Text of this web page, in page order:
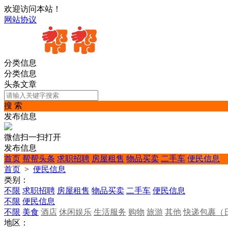
欢迎访问本站！
网站协议
分类信息
分类信息
头条文章
搜 索
发布信息
微信扫一扫打开
发布信息
首页 帮帮头条 求职招聘 房屋租售 物品买卖 二手车 便民信息
首页 > 便民信息
类别：
不限 求职招聘 房屋租售 物品买卖 二手车 便民信息
不限 便民信息
不限 美食 酒店 休闲娱乐 生活服务 购物 旅游 其他 快递包裹（
地区：